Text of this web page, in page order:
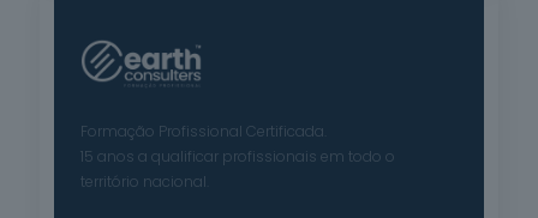
Formação Profissional Certificada.
15 anos a qualificar profissionais em todo o
território nacional.